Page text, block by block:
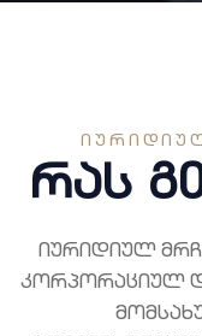
რას
იურიდიულ
კორპორაციულ